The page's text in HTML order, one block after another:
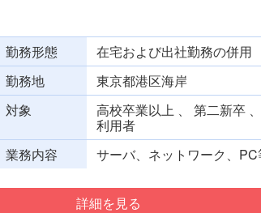
勤務形態
在宅および出社勤務の併用
勤務地
東京都港区海岸
対象
高校卒業以上 、 第二新卒
利用者
業務内容
サーバ、ネットワーク、
詳細を見る